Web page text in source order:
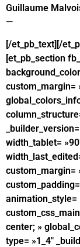
Guillaume
—
[/et_pb_text][/
[et_pb_section
custom_margin=
width_tablet=
custom_margin=
animation_style=
center; »
type= »1_4″